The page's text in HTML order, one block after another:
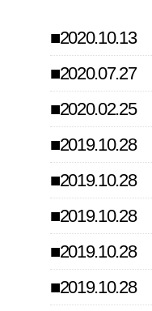
■2020.10.13
■2020.07.27
■2020.02.25
■2019.10.28
■2019.10.28
■2019.10.28
■2019.10.28
■2019.10.28